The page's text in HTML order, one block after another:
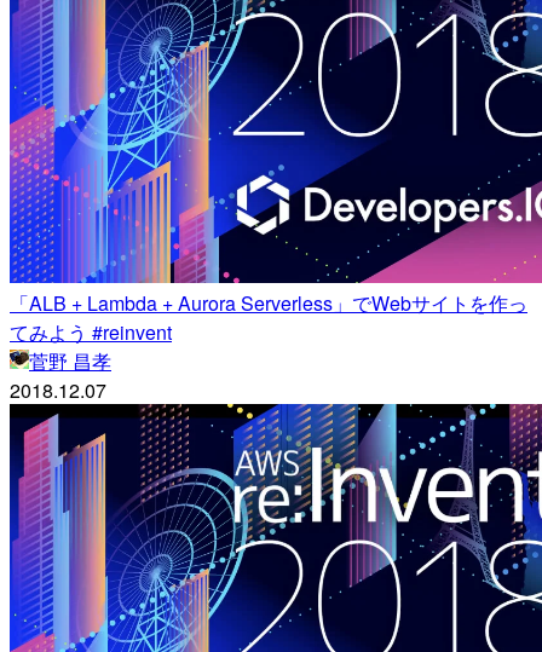
「ALB + Lambda + Aurora Serverless」でWebサイトを作っ
てみよう #reinvent
菅野 昌孝
2018.12.07